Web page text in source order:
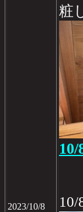
2023/10/8
粧
10/